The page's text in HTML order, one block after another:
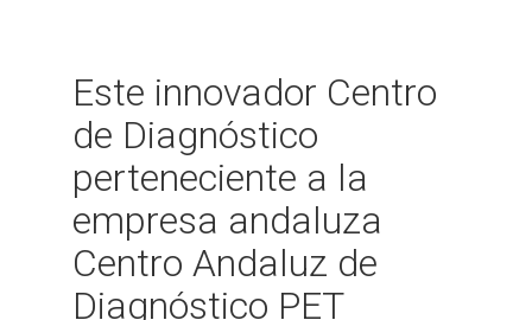
Este innovador Centro
de Diagnóstico
perteneciente a la
empresa andaluza
Centro Andaluz de
Diagnóstico PET